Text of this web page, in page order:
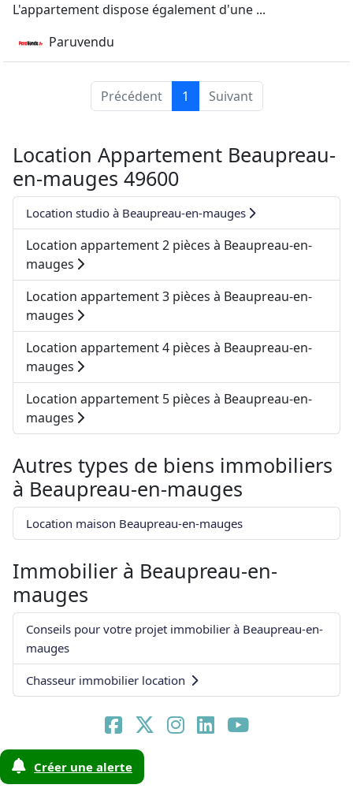
L'appartement dispose également d'une ...
Paruvendu
Précédent 1 Suivant
Location Appartement Beaupreau-
en-mauges 49600
Location studio à Beaupreau-en-mauges
Location appartement 2 pièces à Beaupreau-en-
mauges
Location appartement 3 pièces à Beaupreau-en-
mauges
Location appartement 4 pièces à Beaupreau-en-
mauges
Location appartement 5 pièces à Beaupreau-en-
mauges
Autres types de biens immobiliers
à Beaupreau-en-mauges
Location maison Beaupreau-en-mauges
Immobilier à Beaupreau-en-
mauges
Conseils pour votre projet immobilier à Beaupreau-en-
mauges
Chasseur immobilier location
Créer une alerte